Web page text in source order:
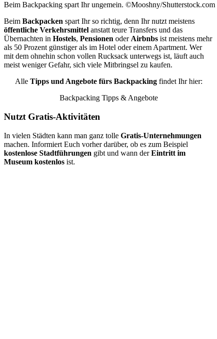
Beim Backpacking spart Ihr ungemein. ©Mooshny/Shutterstock.com
Beim Backpacken spart Ihr so richtig, denn Ihr nutzt meistens
öffentliche Verkehrsmittel anstatt teure Transfers und das
Übernachten in Hostels, Pensionen oder Airbnbs ist meistens mehr
als 50 Prozent günstiger als im Hotel oder einem Apartment. Wer
mit dem ohnehin schon vollen Rucksack unterwegs ist, läuft auch
meist weniger Gefahr, sich viele Mitbringsel zu kaufen.
Alle Tipps und Angebote fürs Backpackingfindet Ihr hier:
Backpacking Tipps & Angebote
Nutzt Gratis-Aktivitäten
In vielen Städten kann man ganz tolle Gratis-Unternehmungen
machen. Informiert Euch vorher darüber, ob es zum Beispiel
kostenlose Stadtführungen gibt und wann derEintritt im
Museum kostenlos ist.